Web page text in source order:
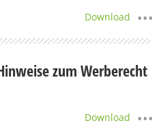
Download
zum Werberecht
Download